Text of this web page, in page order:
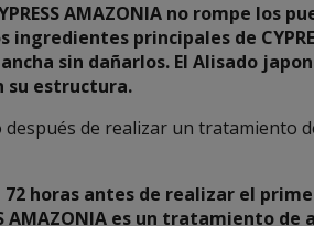
AMAZONIA no rompe los
principales de
sin dañarlos. El Alisado
su estructura.
de realizar un tratamiento
72 horas antes de realizar el
AMAZONIA es un tratamiento